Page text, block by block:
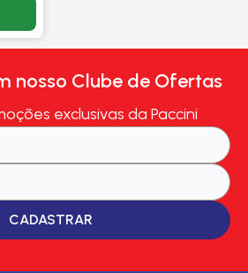
nosso Clube de Ofertas
exclusivas da Paccini
CADASTRAR